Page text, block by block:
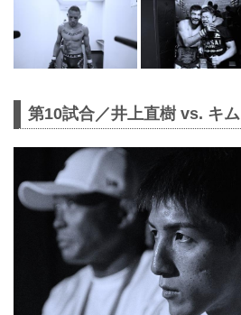
第10試合／井上直樹 vs. キ